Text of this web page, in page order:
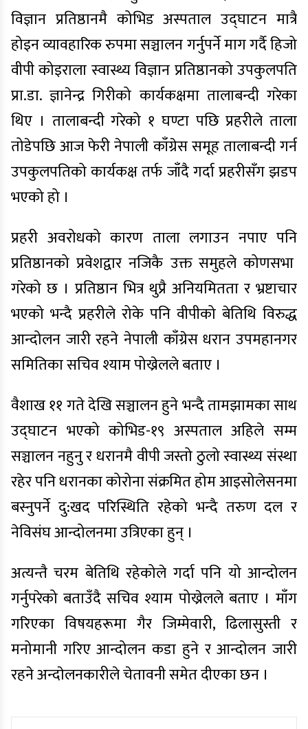
विज्ञान प्रतिष्ठानमै कोभिड अस्पताल उद्घाटन मात्रै
होइन व्यावहारिक रुपमा सञ्चालन गर्नुपर्ने माग गर्दै हिजो
वीपी कोइराला स्वास्थ्य विज्ञान प्रतिष्ठानको उपकुलपति
प्रा.डा. ज्ञानेन्द्र गिरीको कार्यकक्षमा तालाबन्दी गरेका
थिए । तालाबन्दी गरेको १ घण्टा पछि प्रहरीले ताला
तोडेपछि आज फेरी नेपाली काँग्रेस समूह तालाबन्दी गर्न
उपकुलपतिको कार्यकक्ष तर्फ जाँदै गर्दा प्रहरीसँग झडप
भएको हो ।
प्रहरी अवरोधको कारण ताला लगाउन नपाए पनि
प्रतिष्ठानको प्रवेशद्वार नजिकै उक्त समुहले कोणसभा
गरेको छ । प्रतिष्ठान भित्र थुप्रै अनियमितता र भ्रष्टाचार
भएको भन्दै प्रहरीले रोके पनि वीपीको बेतिथि विरुद्ध
आन्दोलन जारी रहने नेपाली काँग्रेस धरान उपमहानगर
समितिका सचिव श्याम पोख्रेलले बताए ।
वैशाख ११ गते देखि सञ्चालन हुने भन्दै तामझामका साथ
उद्घाटन भएको कोभिड-१९ अस्पताल अहिले सम्म
सञ्चालन नहुनु र धरानमै वीपी जस्तो ठुलो स्वास्थ्य संस्था
रहेर पनि धरानका कोरोना संक्रमित होम आइसोलेसनमा
बस्नुपर्ने दु:खद परिस्थिति रहेको भन्दै तरुण दल र
नेविसंघ आन्दोलनमा उत्रिएका हुन् ।
अत्यन्तै चरम बेतिथि रहेकोले गर्दा पनि यो आन्दोलन
गर्नुपरेको बताउँदै सचिव श्याम पोख्रेलले बताए । माँग
गरिएका विषयहरूमा गैर जिम्मेवारी, ढिलासुस्ती र
मनोमानी गरिए आन्दोलन कडा हुने र आन्दोलन जारी
रहने अन्दाेलनकारीले चेतावनी समेत दीएका छन ।